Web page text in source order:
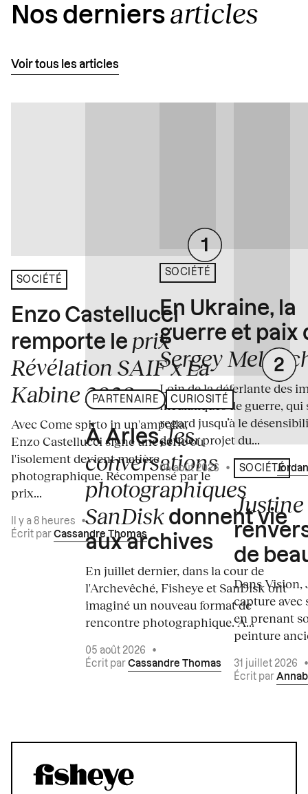
Nos derniers articles
Voir tous les articles
SOCIÉTÉ
Enzo Castellucci
remporte le prix
Révélation SAIF x La
Kabine 2026
Avec Come spirto in un'ampolla,
Enzo Castellucci signe une série où
l'isolement devient matière
photographique. Récompensé par le
prix...
Il y a 8 heures
•
Écrit par Cassandre Thomas
PARTENAIRE CURIOSITÉ
À Arles,les
conversations
photographiques
SanDisk donnent vie
aux archives
En juillet dernier, dans la cour de
l'Archevêché, Fisheye et SanDisk ont
imaginé un nouveau format de
rencontre photographique. À...
05 août 2026
•
Écrit par Cassandre Thomas
SOCIÉTÉ
En Ukraine, la
guerre et paix
Sergey
Loin de la déferlante des
médiatiques de guerre, qui
regard jusqu’à le
dernier projet du...
04 août 2026 • Écrit par
SOCIÉTÉ
de
Dans
capture avec
en prenant
peinture
31 juillet 2026
Écrit par